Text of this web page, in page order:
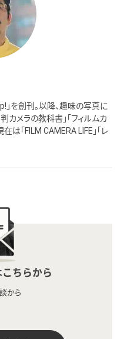
」を創刊。以降、趣味の写真に
カメラの教科書」「フィルムカ
は「FILM CAMERA LIFE」「レ
ちらから
から